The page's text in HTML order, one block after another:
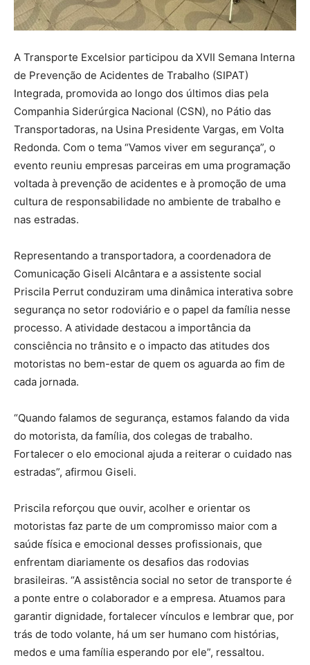
A Transporte Excelsior participou da XVII Semana Interna
de Prevenção de Acidentes de Trabalho (SIPAT)
Integrada, promovida ao longo dos últimos dias pela
Companhia Siderúrgica Nacional (CSN), no Pátio das
Transportadoras, na Usina Presidente Vargas, em Volta
Redonda. Com o tema “Vamos viver em segurança”, o
evento reuniu empresas parceiras em uma programação
voltada à prevenção de acidentes e à promoção de uma
cultura de responsabilidade no ambiente de trabalho e
nas estradas.
Representando a transportadora, a coordenadora de
Comunicação Giseli Alcântara e a assistente social
Priscila Perrut conduziram uma dinâmica interativa sobre
segurança no setor rodoviário e o papel da família nesse
processo. A atividade destacou a importância da
consciência no trânsito e o impacto das atitudes dos
motoristas no bem-estar de quem os aguarda ao fim de
cada jornada.
“Quando falamos de segurança, estamos falando da vida
do motorista, da família, dos colegas de trabalho.
Fortalecer o elo emocional ajuda a reiterar o cuidado nas
estradas”, afirmou Giseli.
Priscila reforçou que ouvir, acolher e orientar os
motoristas faz parte de um compromisso maior com a
saúde física e emocional desses profissionais, que
enfrentam diariamente os desafios das rodovias
brasileiras. “A assistência social no setor de transporte é
a ponte entre o colaborador e a empresa. Atuamos para
garantir dignidade, fortalecer vínculos e lembrar que, por
trás de todo volante, há um ser humano com histórias,
medos e uma família esperando por ele”, ressaltou.